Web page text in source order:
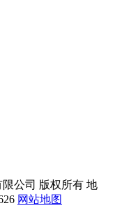
限公司 版权所有 地
网站地图